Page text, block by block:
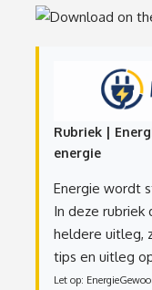
Rubriek |
energie
Energie wordt
In deze rubriek
heldere uitleg,
tips en uitleg
Let op: